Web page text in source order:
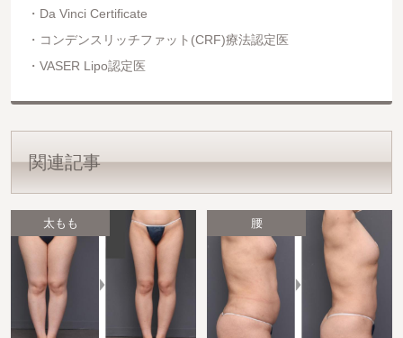
Da Vinci Certificate
コンデンスリッチファット(CRF)療法認定医
VASER Lipo認定医
関連記事
太もも 腰